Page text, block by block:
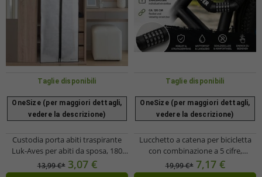
Taglie disponibili
OneSize (per maggiori dettagli,
vedere la descrizione)
Custodia porta abiti traspirante
Luk-Aves per abiti da sposa, 180
cm, bianca
13,99 €* 3,07 €
Taglie disponibili
OneSize (per maggiori dettagli,
vedere la descrizione)
Lucchetto a catena per bicicletta
con combinazione a 5 cifre,
accessorio per bicicletta, circa 120
cm, A0008352, nero
19,99 €* 7,17 €